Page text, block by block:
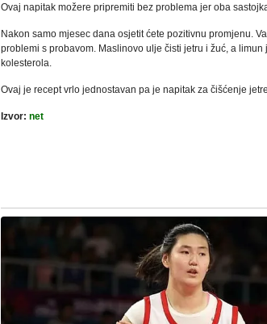
Ovaj napitak možere pripremiti bez problema jer oba
Nakon samo mjesec dana osjetit ćete pozitivnu promjenu.
problemi s probavom. Maslinovo ulje čisti jetru i žuć, a
kolesterola.
Ovaj je recept vrlo jednostavan pa je napitak za čišćenje
Izvor: net